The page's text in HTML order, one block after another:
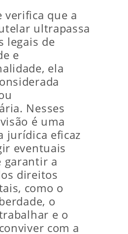
verifica que a
ultrapassa
legais de
e
ela
Nesses
é uma
jurídica eficaz
eventuais
garantir a
direitos
como o
o
e o
com a